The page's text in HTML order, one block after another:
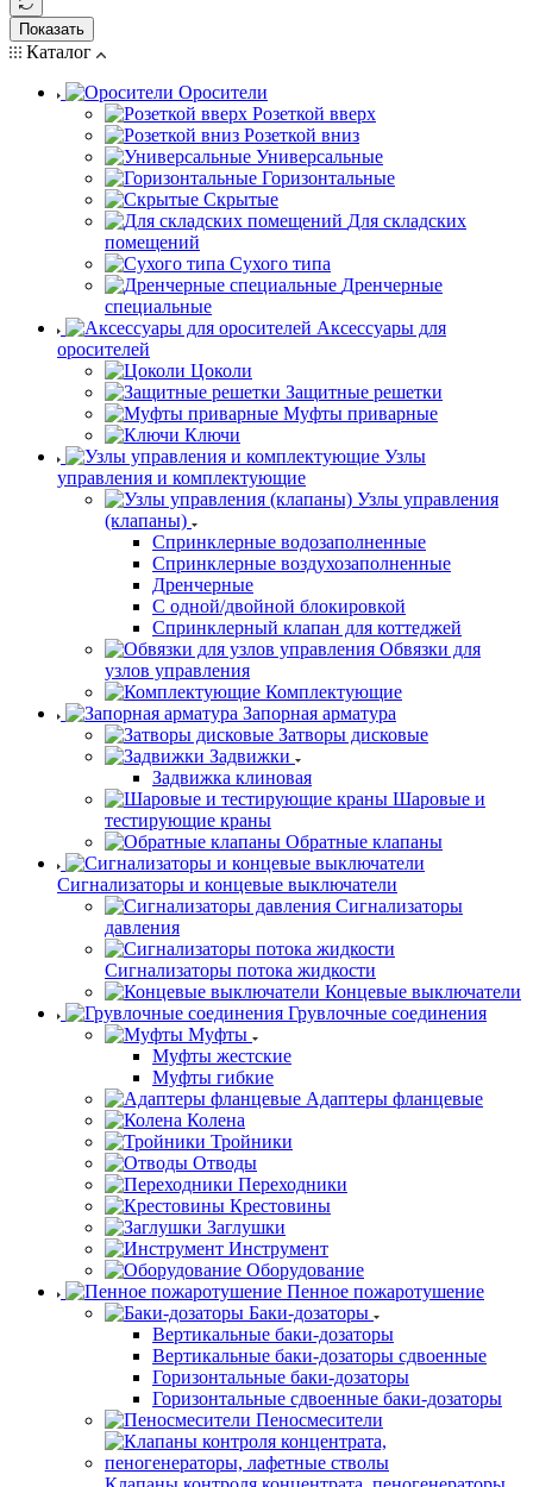
Показать
Каталог
Оросители
Розеткой вверх
Розеткой вниз
Универсальные
Горизонтальные
Скрытые
Для складских
помещений
Сухого типа
Дренчерные
специальные
Аксессуары для
оросителей
Цоколи
Защитные решетки
Муфты приварные
Ключи
Узлы
управления и комплектующие
Узлы управления
(клапаны)
Спринклерные водозаполненные
Спринклерные воздухозаполненные
Дренчерные
С одной/двойной блокировкой
Спринклерный клапан для коттеджей
Обвязки для
узлов управления
Комплектующие
Запорная арматура
Затворы дисковые
Задвижки
Задвижка клиновая
Шаровые и
тестирующие краны
Обратные клапаны
Сигнализаторы и концевые выключатели
Сигнализаторы
давления
Сигнализаторы потока жидкости
Концевые выключатели
Грувлочные соединения
Муфты
Муфты жестские
Муфты гибкие
Адаптеры фланцевые
Колена
Тройники
Отводы
Переходники
Крестовины
Заглушки
Инструмент
Оборудование
Пенное пожаротушение
Баки-дозаторы
Вертикальные баки-дозаторы
Вертикальные баки-дозаторы сдвоенные
Горизонтальные баки-дозаторы
Горизонтальные сдвоенные баки-дозаторы
Пеносмесители